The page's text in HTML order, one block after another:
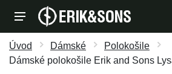
Úvod Dámské
Polokošile
Dámské polokošile Erik and Sons